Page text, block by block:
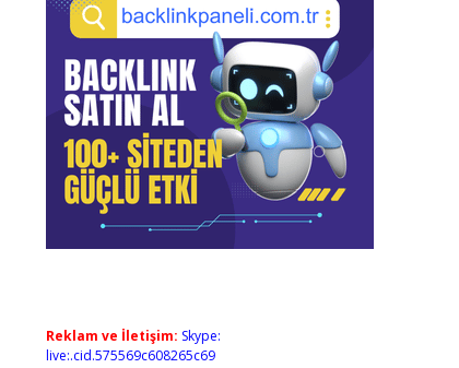
Reklam ve İletişim: Skype:
live:.cid.575569c608265c69